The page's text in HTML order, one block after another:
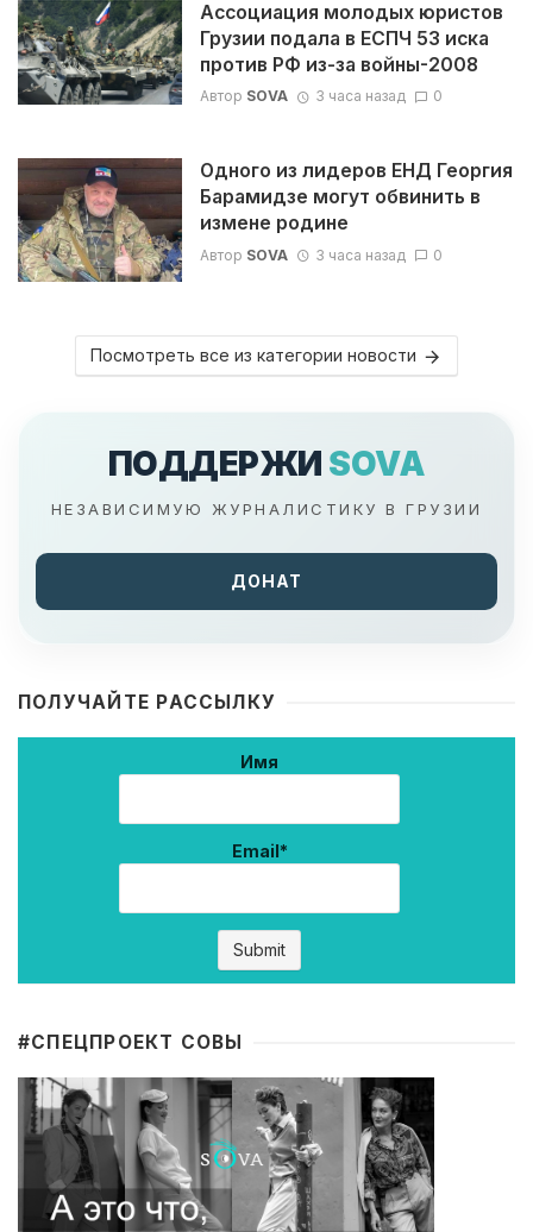
Ассоциация молодых юристов
Грузии подала в ЕСПЧ 53 иска
против РФ из-за войны-2008
Автор SOVA 3 часа назад 0
Одного из лидеров ЕНД Георгия
Барамидзе могут обвинить в
измене родине
Автор SOVA 3 часа назад 0
Посмотреть все из категории новости
ПОДДЕРЖИ SOVA
НЕЗАВИСИМУЮ ЖУРНАЛИСТИКУ В ГРУЗИИ
ДОНАТ
ПОЛУЧАЙТЕ РАССЫЛКУ
Имя
Email*
#CПЕЦПРОЕКТ СОВЫ